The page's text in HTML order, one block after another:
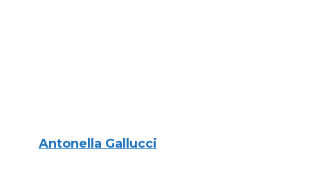
Antonella Gallucci